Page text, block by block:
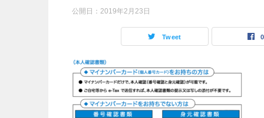
公開日： 2019年2月23日
Tweet 0